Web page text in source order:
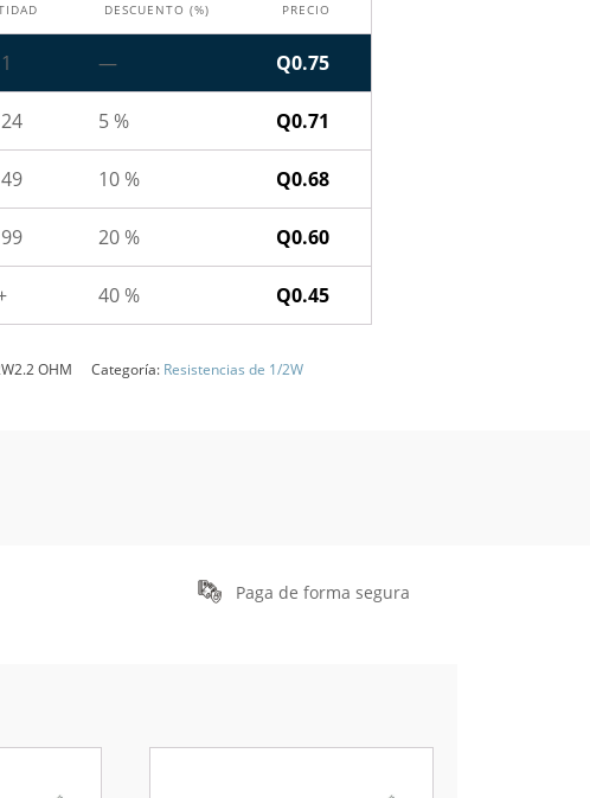
DESCUENTO (%) PRECIO
— Q0.75
5 % Q0.71
10 % Q0.68
20 % Q0.60
40 % Q0.45
OHM Categoría: Resistencias de 1/2W
Paga de forma segura